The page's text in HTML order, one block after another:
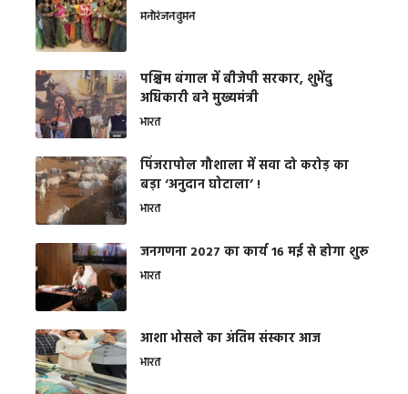
मनोरंजनवुमन
पश्चिम बंगाल में बीजेपी सरकार, शुभेंदु
अधिकारी बने मुख्यमंत्री
भारत
​पिंजरापोल गौशाला में सवा दो करोड़ का
बड़ा ‘अनुदान घोटाला’ !
भारत
जनगणना 2027 का कार्य 16 मई से होगा शुरू
भारत
आशा भोसले का अंतिम संस्कार आज
भारत